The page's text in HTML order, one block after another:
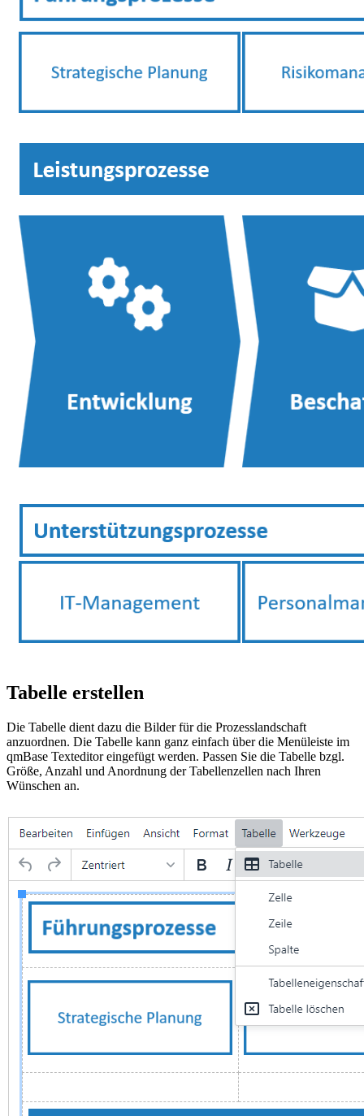
Tabelle erstellen
Die Tabelle dient dazu die Bilder für die Prozesslandschaft
anzuordnen. Die Tabelle kann ganz einfach über die Menüleiste im
qmBase Texteditor eingefügt werden. Passen Sie die Tabelle bzgl.
Größe, Anzahl und Anordnung der Tabellenzellen nach Ihren
Wünschen an.